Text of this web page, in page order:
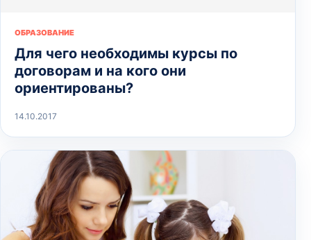
ОБРАЗОВАНИЕ
Для чего необходимы курсы по
договорам и на кого они
ориентированы?
14.10.2017